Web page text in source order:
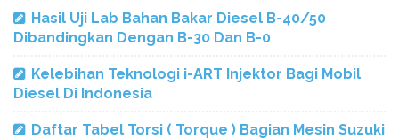
Hasil Uji Lab Bahan Bakar Diesel B-40/50
Dibandingkan Dengan B-30 Dan B-0
Kelebihan Teknologi i-ART Injektor Bagi Mobil
Diesel Di Indonesia
Daftar Tabel Torsi ( Torque ) Bagian Mesin Suzuki